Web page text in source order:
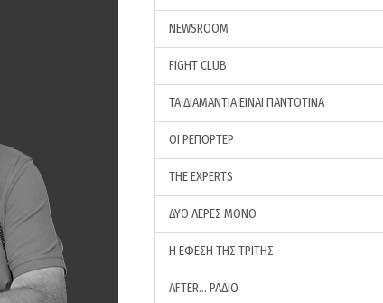
NEWSROOM
FIGHT CLUB
ΤΑ ΔΙΑΜΑΝΤΙΑ ΕΙΝΑΙ ΠΑΝΤΟΤΙΝΑ
ΟΙ ΡΕΠΟΡΤΕΡ
THE EXPERTS
ΔΥΟ ΛΕΡΕΣ ΜΟΝΟ
Η ΕΦΕΣΗ ΤΗΣ ΤΡΙΤΗΣ
AFTER… ΡΑΔΙΟ